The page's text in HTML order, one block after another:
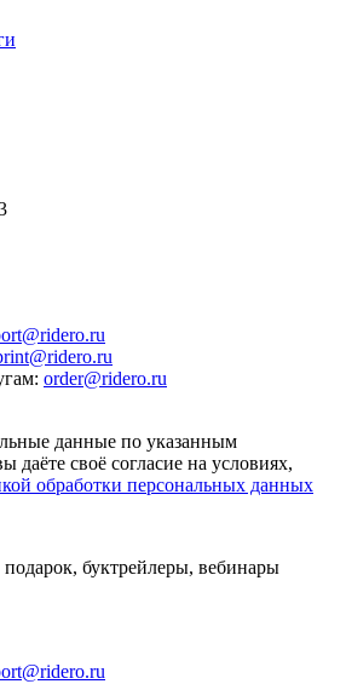
: order@ridero.ru
данные по указанным
своё согласие на условиях,
обработки персональных данных
буктрейлеры, вебинары